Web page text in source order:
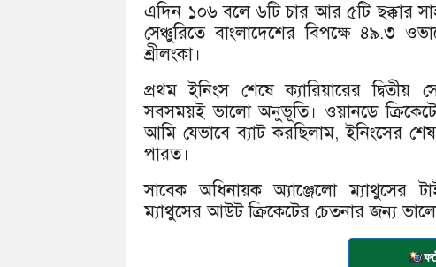
এদিন ১০৬ বলে ৬টি চার আর ৫টি ছক্কার
সেঞ্চুরিতে বাংলাদেশের বিপক্ষে
শ্রীলংকা।
প্রথম ইনিংস শেষে ক্যারিয়ারের দ্বিতীয়
সবসময়ই ভালো অনুভূতি। ওয়ানডে
আমি যেভাবে ব্যাট করছিলাম, ইনিংসের
পারত।
সাবেক অধিনায়ক অ্যাঞ্জেলো ম্যাথুসের
ম্যাথুসের আউট ক্রিকেটের চেতনার জন্য